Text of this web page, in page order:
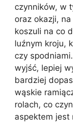
czynników, w
oraz okazji,
koszuli na co
luźnym kroju,
czy
wyjść, lepiej
bardziej
wąskie
rolach, co
aspektem jest